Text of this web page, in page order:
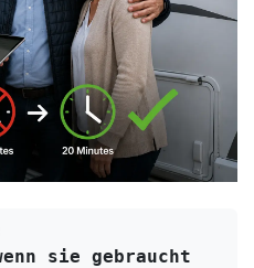
sie gebraucht